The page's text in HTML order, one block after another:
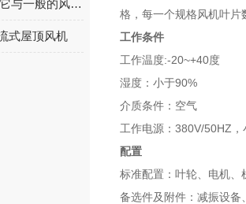
什么是轴流风机?它与一般的风机有什么不同?
式屋顶风机
格，每一个规格风机叶片
工作条件
工作温度:-20~+40度
湿度：小于90%
介质条件：空气
工作电源： 380V/50HZ
配置
标准配置：叶轮、电机、
备选件及附件：减振设备